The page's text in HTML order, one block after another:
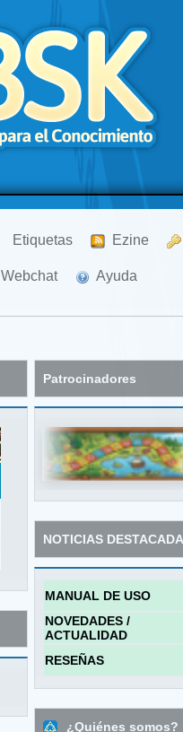
Etiquetas Ezine
Webchat Ayuda
Patrocinadores
NOTICIAS
MANUAL DE USO
NOVEDADES /
ACTUALIDAD
RESEÑAS
¿Quiénes somos?